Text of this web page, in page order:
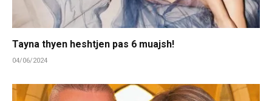
Tayna thyen heshtjen pas 6 muajsh!
04/06/2024